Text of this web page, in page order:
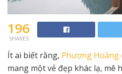
196
SHARES
Ít ai biết rằng, Phượng Hoàng
mang một vẻ đẹp khác lạ, mê